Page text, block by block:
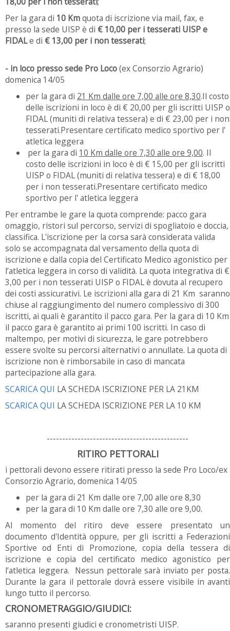
Per la gara di 10 Kmquota di iscrizione via mail, fax, e
presso la sede UISP è di € 10,00 per i tesserati UISP e
FIDALe di € 13,00 per i non tesserati;
- in loco presso sede Pro Loco(ex Consorzio Agrario)
domenica 14/05
per la gara di 21 Km dalle ore 7,00 alle ore 8,30.Il costo
delle iscrizioni in loco è di € 20,00 per gli iscritti UISP o
FIDAL (muniti di relativa tessera) e di € 23,00 per i non
tesserati.Presentare certificato medico sportivo per l'
atletica leggera
per la gara di 10 Km dalle ore 7,30 alle ore 9,00. Il
costo delle iscrizioni in loco è di € 15,00 per gli iscritti
UISP o FIDAL (muniti di relativa tessera) e di € 18,00
per i non tesserati.Presentare certificato medico
sportivo per l' atletica leggera
Per entrambe le gare la quota comprende: pacco gara
omaggio, ristori sul percorso, servizi di spogliatoio e doccia,
classifica. L'iscrizione per la corsa sarà considerata valida
solo se accompagnata dal versamento della quota di
iscrizione e dalla copia del Certificato Medico agonistico per
l’atletica leggera in corso di validità. La quota integrativa di €
3,00 per i non tesserati UISP o FIDAL è dovuta al recupero
dei costi assicurativi. Le iscrizioni alla gara di 21 Km saranno
chiuse al raggiungimento del numero complessivo di 300
iscritti, ai quali è garantito il pacco gara. Per la gara di 10 Km
il pacco gara è garantito ai primi 100 iscritti. In caso di
maltempo, per motivi di sicurezza, le gare potrebbero
essere svolte su percorsi alternativi o annullate. La quota di
iscrizione non è rimborsabile in caso di mancata
partecipazione alla gara.
SCARICA QUI LA SCHEDA ISCRIZIONE PER LA 21KM
SCARICA QUI LA SCHEDA ISCRIZIONE PER LA 10 KM
----------------------------------------------
RITIRO PETTORALI
i pettorali devono essere ritirati presso la sede Pro Loco/ex
Consorzio Agrario, domenica 14/05
per la gara di 21 Km dalle ore 7,00 alle ore 8,30
per la gara di 10 Km dalle ore 7,30 alle ore 9,00.
Al momento del ritiro deve essere presentato un
documento d'Identità oppure, per gli iscritti a Federazioni
Sportive od Enti di Promozione, copia della tessera di
iscrizione e copia del certificato medico agonistico per
l’atletica leggera. Nessun pettorale sarà inviato per posta.
Durante la gara il pettorale dovrà essere visibile in avanti
lungo tutto il percorso.
CRONOMETRAGGIO/GIUDICI:
saranno presenti giudici e cronometristi UISP.